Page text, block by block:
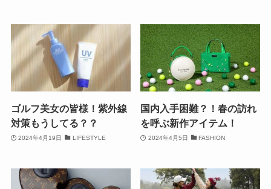
ゴルフ美女の皆様！紫外線
対策もうしてる？？
2024年4月19日 LIFESTYLE
国内入手困難？！春の訪れ
を呼ぶ新作アイテム！
2024年4月5日 FASHION